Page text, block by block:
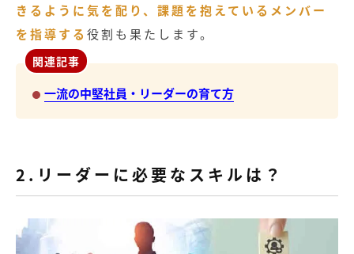
きるように気を配り、課題を抱えているメンバー
を指導する 役割も果たします。
関連記事
一流の中堅社員・リーダーの育て方
2.リーダーに必要なスキルは？